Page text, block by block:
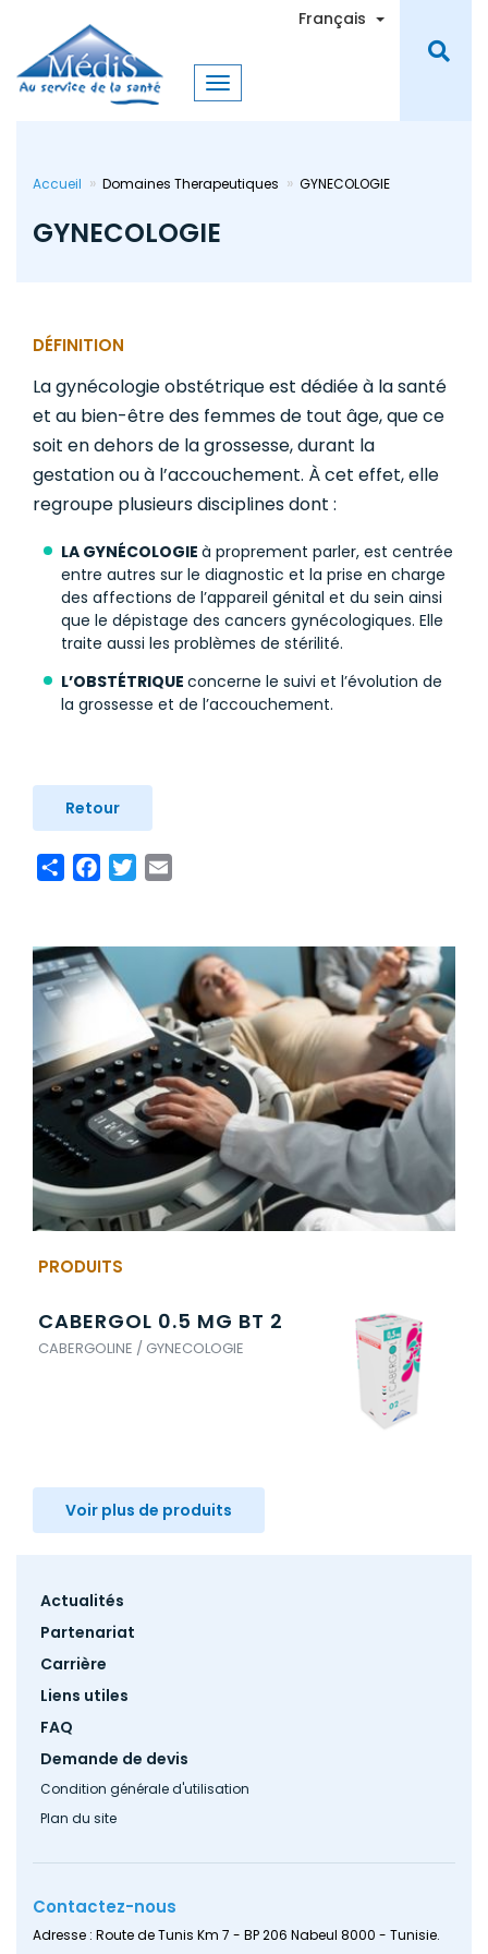
contenu
principal
Français Toggle
Accueil Domaines Therapeutiques GYNECOLOGIE
GYNECOLOGIE
DÉFINITION
La gynécologie obstétrique est dédiée à la santé
et au bien-être des femmes de tout âge, que ce
soit en dehors de la grossesse, durant la
gestation ou à l’accouchement. À cet effet, elle
regroupe plusieurs disciplines dont :
LA GYNÉCOLOGIE à proprement parler, est centrée
entre autres sur le diagnostic et la prise en charge
des affections de l’appareil génital et du sein ainsi
que le dépistage des cancers gynécologiques. Elle
traite aussi les problèmes de stérilité.
L’OBSTÉTRIQUE concerne le suivi et l’évolution de
la grossesse et de l’accouchement.
Retour
ShareFacebook
Twitter
PRODUITS
CABERGOL 0.5 MG BT 2
CABERGOLINE / GYNECOLOGIE
Voir plus de produits
Footer
Actualités
Partenariat
Carrière
Liens utiles
FAQ
Demande de devis
Condition générale d'utilisation
Plan du site
Contactez-nous
Adresse : Route de Tunis Km 7 - BP 206 Nabeul 8000 - Tunisie.